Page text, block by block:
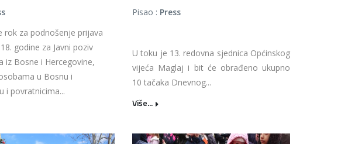
rok za podnošenje prijava
godine za Javni poziv
iz Bosne i Hercegovine,
u Bosnu i
i povratnicima...
Pisao : Press
U toku je 13. redovna sjednica Općinskog
vijeća Maglaj i bit će obrađeno ukupno
10 tačaka Dnevnog...
Više...